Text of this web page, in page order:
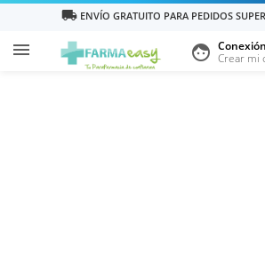
local_shipping ENVÍO GRATUITO PARA PEDIDOS
 face Conexión
Crear mi